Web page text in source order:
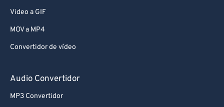
Video a GIF
MOV a MP4
Convertidor de vídeo
Audio Convertidor
MP3 Convertidor